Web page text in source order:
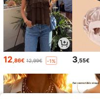
12 ,86€ 12,99€ -1% 3,55€